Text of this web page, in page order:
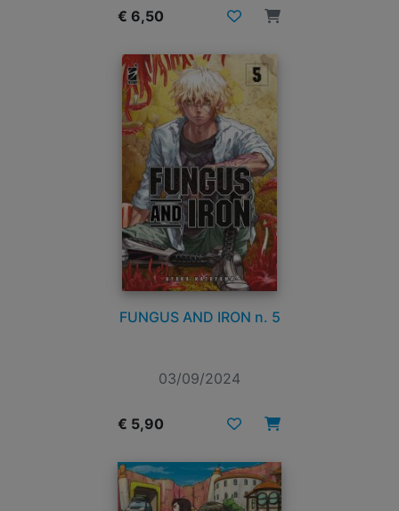
€ 6,50
FUNGUS AND IRON n. 5
03/09/2024
€ 5,90